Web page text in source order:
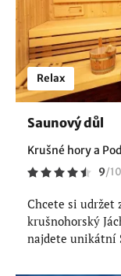
Relax
Saunový důl
Krušné hory a
9/10
Chcete si
krušnohorský
najdete unikátní